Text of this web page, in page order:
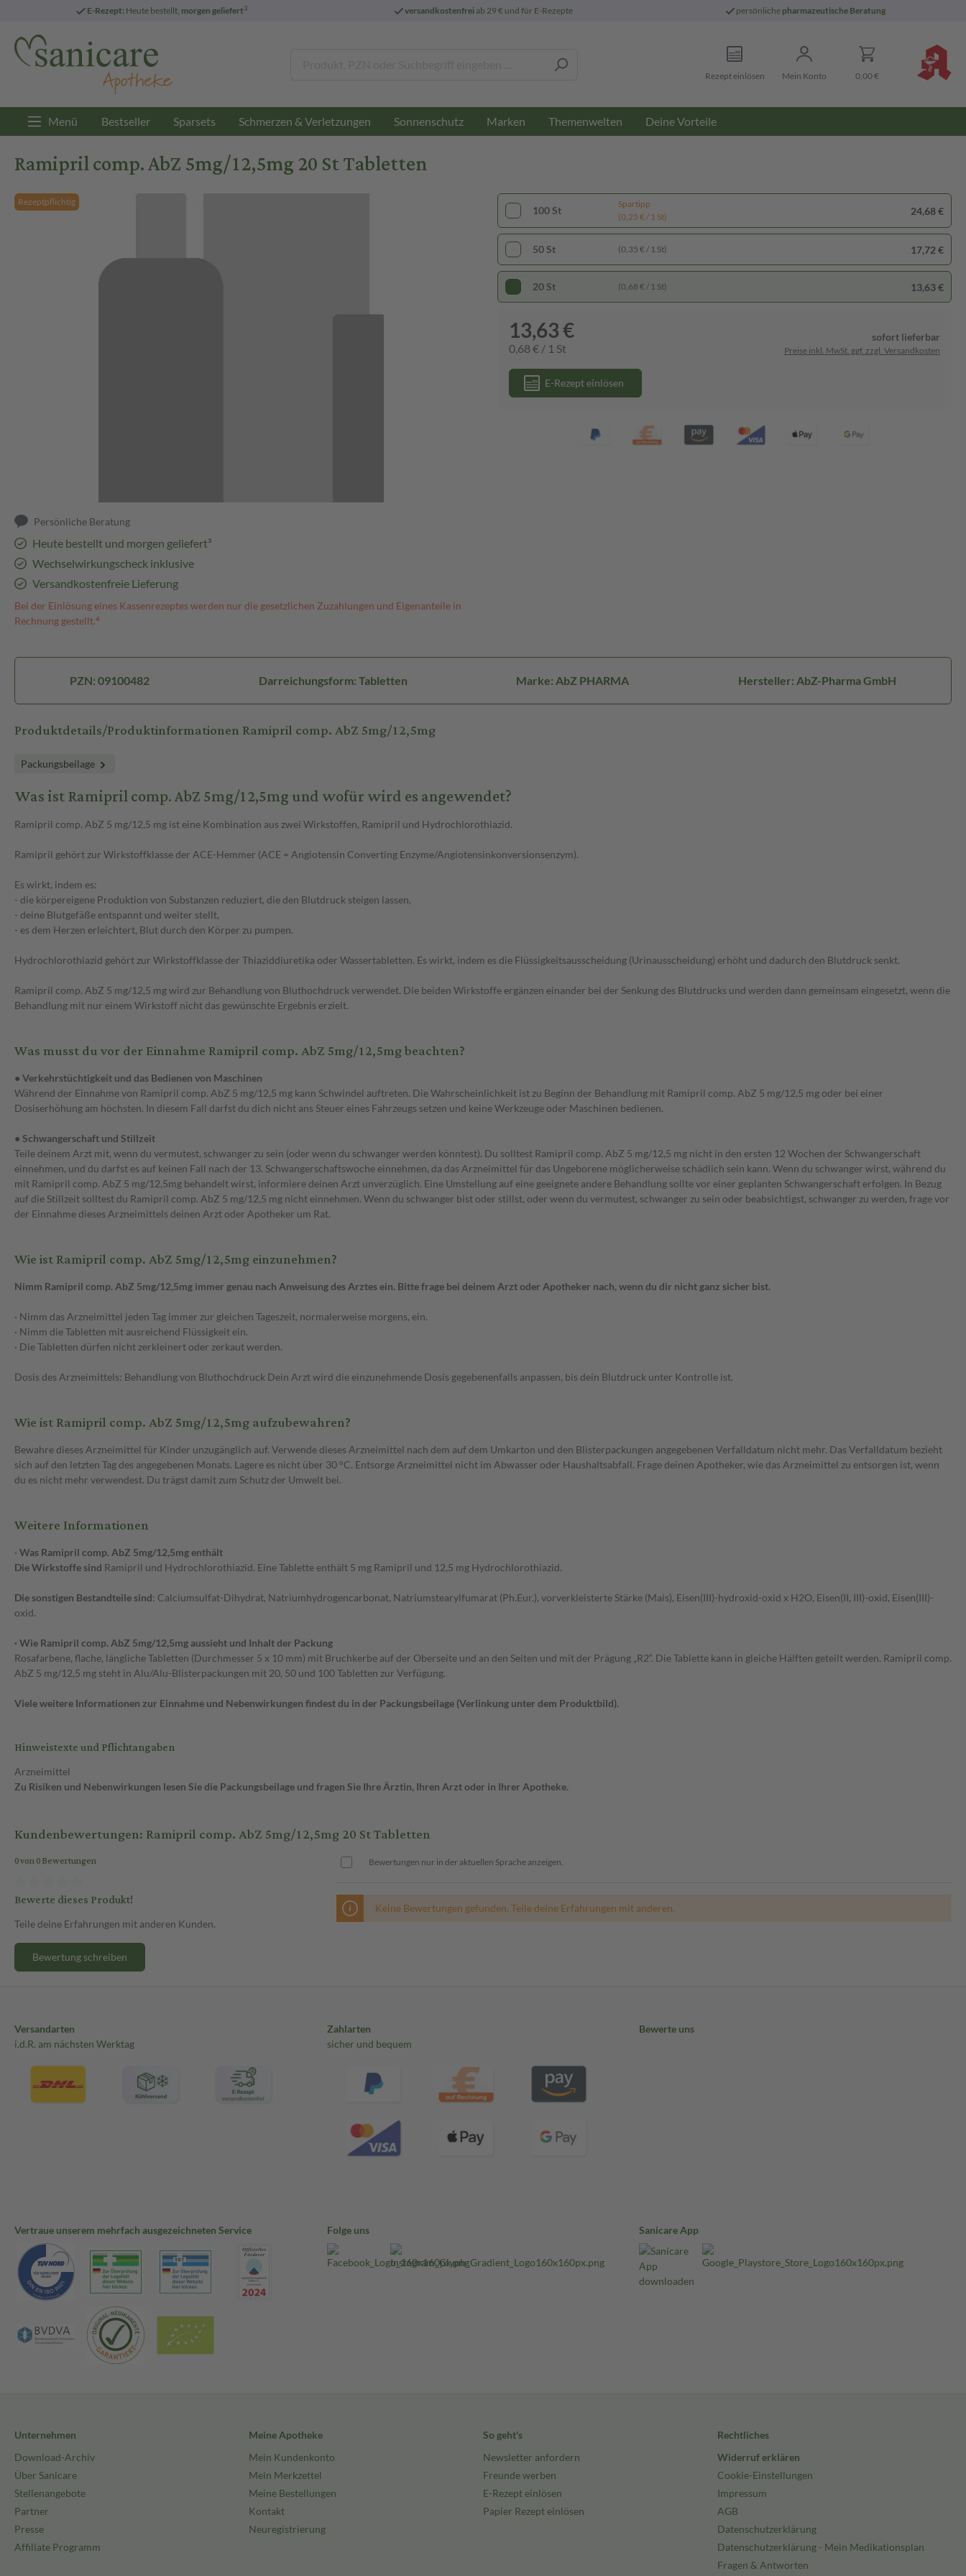
E-Rezept: Heute bestellt, morgen geliefert3 versandkostenfreiab 29 € und für E-Rezepte persönliche pharmazeutische Beratung
Rezept einlösen Mein Konto 0,00 €
Menü Bestseller Sparsets Schmerzen & Verletzungen Sonnenschutz Marken Themenwelten Deine Vorteile
Ramipril comp. AbZ 5mg/12,5mg 20 St Tabletten
Rezeptpflichtig
Persönliche Beratung
Heute bestellt und morgen geliefert³
Wechselwirkungscheck inklusive
Versandkostenfreie Lieferung
Bei der Einlösung eines Kassenrezeptes werden nur die gesetzlichen Zuzahlungen und Eigenanteile in
Rechnung gestellt.⁴
100 St
Spartipp
(0,25 € / 1 St)
24,68 €
50 St (0,35 € / 1 St) 17,72 €
20 St (0,68 € / 1 St) 13,63 €
13,63 €
0,68 € / 1 St
sofort lieferbar
Preise inkl. MwSt. ggf. zzgl. Versandkosten
E-Rezept einlösen
PZN: 09100482 Darreichungsform: Tabletten Marke: AbZ PHARMA Hersteller: AbZ-Pharma GmbH
Produktdetails/Produktinformationen Ramipril comp. AbZ 5mg/12,5mg
Packungsbeilage
Was ist Ramipril comp. AbZ 5mg/12,5mg und wofür wird es angewendet?
Ramipril comp. AbZ 5 mg/12,5 mg ist eine Kombination aus zwei Wirkstoffen, Ramipril und Hydrochlorothiazid.
Ramipril gehört zur Wirkstoffklasse der ACE-Hemmer (ACE = Angiotensin Converting Enzyme/Angiotensinkonversionsenzym).
Es wirkt, indem es:
- die körpereigene Produktion von Substanzen reduziert, die den Blutdruck steigen lassen,
- deine Blutgefäße entspannt und weiter stellt,
- es dem Herzen erleichtert, Blut durch den Körper zu pumpen.
Hydrochlorothiazid gehört zur Wirkstoffklasse der Thiaziddiuretika oder Wassertabletten. Es wirkt, indem es die Flüssigkeitsausscheidung (Urinausscheidung) erhöht und dadurch den Blutdruck senkt.
Ramipril comp. AbZ 5 mg/12,5 mg wird zur Behandlung von Bluthochdruck verwendet. Die beiden Wirkstoffe ergänzen einander bei der Senkung des Blutdrucks und werden dann gemeinsam eingesetzt, wenn die
Behandlung mit nur einem Wirkstoff nicht das gewünschte Ergebnis erzielt.
Was musst du vor der Einnahme Ramipril comp. AbZ 5mg/12,5mg beachten?
● Verkehrstüchtigkeit und das Bedienen von Maschinen
Während der Einnahme von Ramipril comp. AbZ 5 mg/12,5 mg kann Schwindel auftreten. Die Wahrscheinlichkeit ist zu Beginn der Behandlung mit Ramipril comp. AbZ 5 mg/12,5 mg oder bei einer
Dosiserhöhung am höchsten. In diesem Fall darfst du dich nicht ans Steuer eines Fahrzeugs setzen und keine Werkzeuge oder Maschinen bedienen.
● Schwangerschaft und Stillzeit
Teile deinem Arzt mit, wenn du vermutest, schwanger zu sein (oder wenn du schwanger werden könntest). Du solltest Ramipril comp. AbZ 5 mg/12,5 mg nicht in den ersten 12 Wochen der Schwangerschaft
einnehmen, und du darfst es auf keinen Fall nach der 13. Schwangerschaftswoche einnehmen, da das Arzneimittel für das Ungeborene möglicherweise schädlich sein kann. Wenn du schwanger wirst, während du
mit Ramipril comp. AbZ 5 mg/12,5mg behandelt wirst, informiere deinen Arzt unverzüglich. Eine Umstellung auf eine geeignete andere Behandlung sollte vor einer geplanten Schwangerschaft erfolgen. In Bezug
auf die Stillzeit solltest du Ramipril comp. AbZ 5 mg/12,5 mg nicht einnehmen. Wenn du schwanger bist oder stillst, oder wenn du vermutest, schwanger zu sein oder beabsichtigst, schwanger zu werden, frage vor
der Einnahme dieses Arzneimittels deinen Arzt oder Apotheker um Rat.
Wie ist Ramipril comp. AbZ 5mg/12,5mg einzunehmen?
Nimm Ramipril comp. AbZ 5mg/12,5mg immer genau nach Anweisung des Arztes ein. Bitte frage bei deinem Arzt oder Apotheker nach, wenn du dir nicht ganz sicher bist.
· Nimm das Arzneimittel jeden Tag immer zur gleichen Tageszeit, normalerweise morgens, ein.
· Nimm die Tabletten mit ausreichend Flüssigkeit ein.
· Die Tabletten dürfen nicht zerkleinert oder zerkaut werden.
Dosis des Arzneimittels: Behandlung von Bluthochdruck Dein Arzt wird die einzunehmende Dosis gegebenenfalls anpassen, bis dein Blutdruck unter Kontrolle ist.
Wie ist Ramipril comp. AbZ 5mg/12,5mg aufzubewahren?
Bewahre dieses Arzneimittel für Kinder unzugänglich auf. Verwende dieses Arzneimittel nach dem auf dem Umkarton und den Blisterpackungen angegebenen Verfalldatum nicht mehr. Das Verfalldatum bezieht
sich auf den letzten Tag des angegebenen Monats. Lagere es nicht über 30 °C. Entsorge Arzneimittel nicht im Abwasser oder Haushaltsabfall. Frage deinen Apotheker, wie das Arzneimittel zu entsorgen ist, wenn
du es nicht mehr verwendest. Du trägst damit zum Schutz der Umwelt bei.
Weitere Informationen
· Was Ramipril comp. AbZ 5mg/12,5mg enthält
Die Wirkstoffe sind Ramipril und Hydrochlorothiazid. Eine Tablette enthält 5 mg Ramipril und 12,5 mg Hydrochlorothiazid.
Die sonstigen Bestandteile sind: Calciumsulfat-Dihydrat, Natriumhydrogencarbonat, Natriumstearylfumarat (Ph.Eur.), vorverkleisterte Stärke (Mais), Eisen(III)-hydroxid-oxid x H2O, Eisen(II, III)-oxid, Eisen(III)-
oxid.
· Wie Ramipril comp. AbZ 5mg/12,5mg aussieht und Inhalt der Packung
Rosafarbene, flache, längliche Tabletten (Durchmesser 5 x 10 mm) mit Bruchkerbe auf der Oberseite und an den Seiten und mit der Prägung „R2“. Die Tablette kann in gleiche Hälften geteilt werden. Ramipril comp.
AbZ 5 mg/12,5 mg steht in Alu/Alu-Blisterpackungen mit 20, 50 und 100 Tabletten zur Verfügung.
Viele weitere Informationen zur Einnahme und Nebenwirkungen findest du in der Packungsbeilage (Verlinkung unter dem Produktbild).
Hinweistexte und Pflichtangaben
Arzneimittel
Zu Risiken und Nebenwirkungen lesen Sie die Packungsbeilage und fragen Sie Ihre Ärztin, Ihren Arzt oder in Ihrer Apotheke.
Kundenbewertungen: Ramipril comp. AbZ 5mg/12,5mg 20 St Tabletten
0 von 0 Bewertungen
Bewerte dieses Produkt!
Teile deine Erfahrungen mit anderen Kunden.
Bewertung schreiben
Bewertungen nur in der aktuellen Sprache anzeigen.
Keine Bewertungen gefunden. Teile deine Erfahrungen mit anderen.
Versandarten
i.d.R. am nächsten Werktag
Zahlarten
sicher und bequem
Bewerte uns
Vertraue unserem mehrfach ausgezeichneten Service Folge uns Sanicare App
Unternehmen
Download-Archiv
Über Sanicare
Stellenangebote
Partner
Presse
Affiliate Programm
Meine Apotheke
Mein Kundenkonto
Mein Merkzettel
Meine Bestellungen
Kontakt
Neuregistrierung
So geht's
Newsletter anfordern
Freunde werben
E-Rezept einlösen
Papier Rezept einlösen
Rechtliches
Widerruf erklären
Cookie-Einstellungen
Impressum
AGB
Datenschutzerklärung
Datenschutzerklärung - Mein Medikationsplan
Fragen & Antworten